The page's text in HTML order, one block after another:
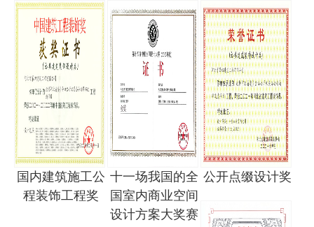
国内建筑施工公
程装饰工程奖
十一场我国的全
国室内商业空间
设计方案大奖赛
公开点缀设计奖